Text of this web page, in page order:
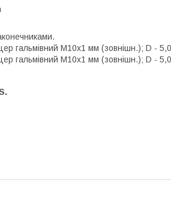
гальмівний М10х1 мм (зовнішн.); D -
гальмівний М10х1 мм (зовнішн.); D -